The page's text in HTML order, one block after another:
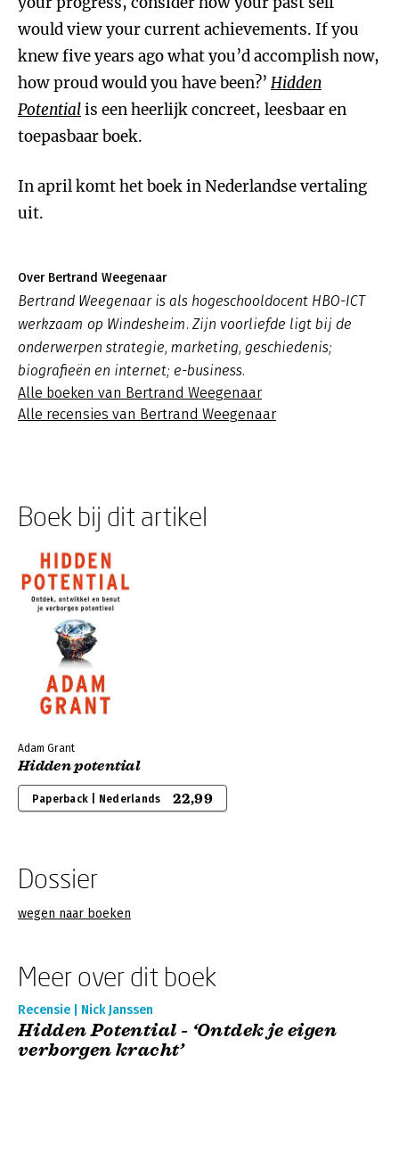
would view your current achievements. If you
knew five years ago what you’d accomplish now,
how proud would you have been?’ Hidden
Potentialis een heerlijk concreet, leesbaar en
toepasbaar boek.
In april komt het boek in Nederlandse vertaling
uit.
Over Bertrand Weegenaar
Bertrand Weegenaar is als hogeschooldocent HBO-ICT
werkzaam op Windesheim. Zijn voorliefde ligt bij de
onderwerpen strategie, marketing, geschiedenis;
biografieën en internet; e-business.
Alle boeken van Bertrand Weegenaar
Alle recensies van Bertrand Weegenaar
Boek bij dit artikel
Adam Grant
Hidden potential
Paperback | Nederlands 22,99
Dossier
wegen naar boeken
Meer over dit boek
Recensie | Nick Janssen
Hidden Potential - ‘Ontdek je eigen
verborgen kracht’